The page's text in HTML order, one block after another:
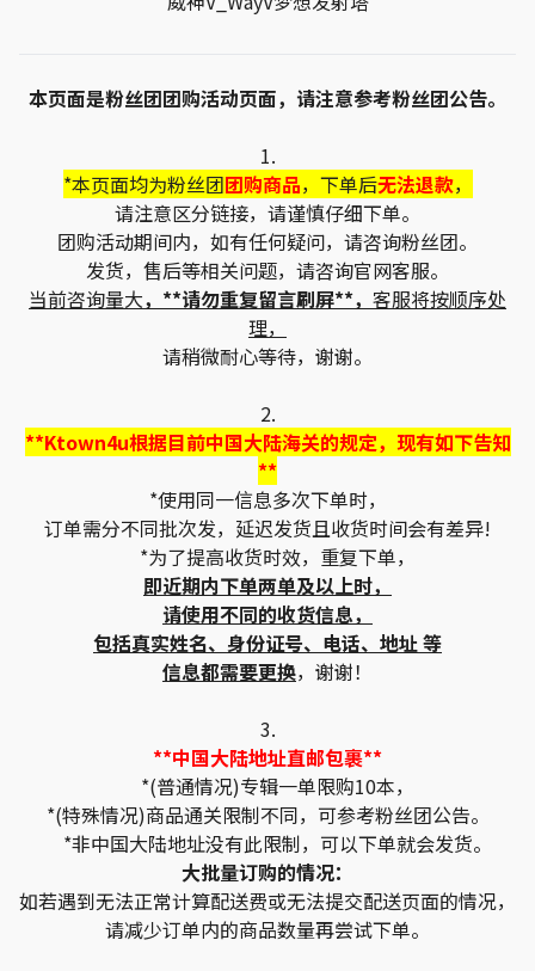
本页面是粉丝团团购活动页面，请注意参考粉丝团公告。
1.
*本页面均为粉丝团团购商品，下单后无法退款，
请注意区分链接，请谨慎仔细下单。
团购活动期间内，如有任何疑问，请咨询粉丝团。
发货，售后等相关问题，请咨询官网客服。
当前咨询量大，**请勿重复留言刷屏**， 客服将按顺序处
理，
请稍微耐心等待，谢谢。
2.
**Ktown4u根据目前中国大陆海关的规定，现有如下告知
**
*使用同一信息多次下单时，
订单需分不同批次发，延迟发货且收货时间会有差异!
*为了提高收货时效，重复下单，
即近期内下单两单及以上时，
请使用不同的收货信息，
包括真实姓名、身份证号、电话、地址 等
信息都需要更换，谢谢！
3.
**中国大陆地址直邮包裹**
*(普通情况)专辑一单限购10本，
*(特殊情况)商品通关限制不同，可参考粉丝团公告。
*非中国大陆地址没有此限制，可以下单就会发货。
大批量订购的情况：
如若遇到无法正常计算配送费或无法提交配送页面的情况，
请减少订单内的商品数量再尝试下单。